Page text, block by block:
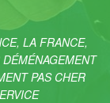
LA FRANCE,
PAS CHER